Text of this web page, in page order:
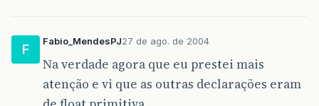
F
Fabio_MendesPJ27 de ago. de 2004
Na verdade agora que eu prestei mais
atenção e vi que as outras declarações eram